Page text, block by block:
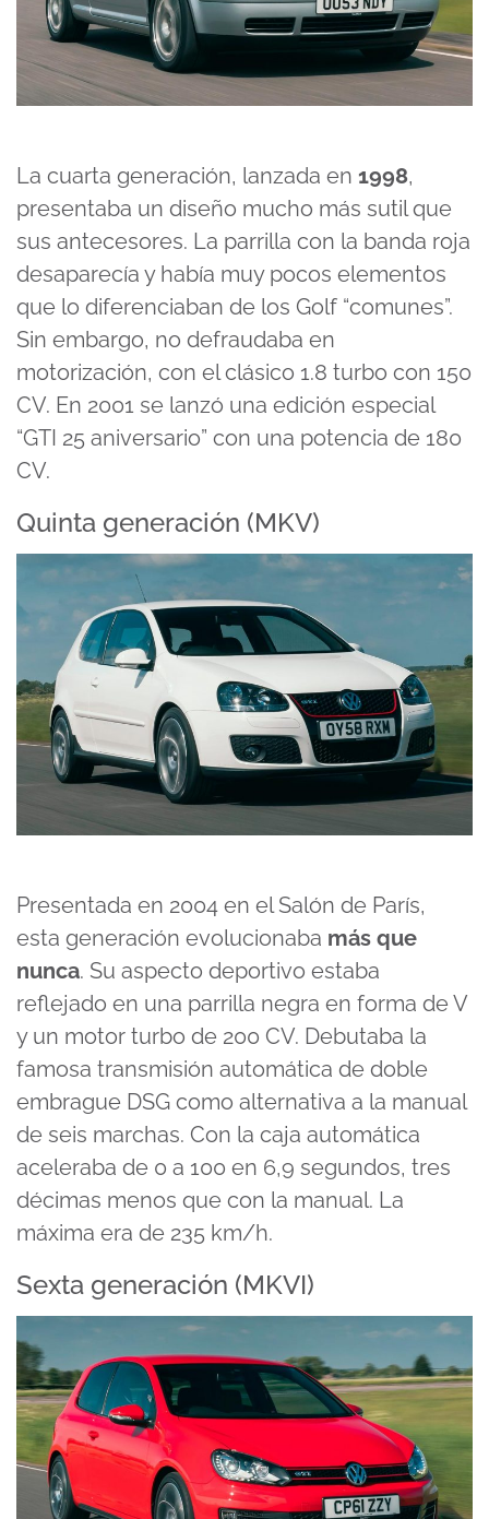
La cuarta generación, lanzada en 1998,
presentaba un diseño mucho más sutil que
sus antecesores. La parrilla con la banda roja
desaparecía y había muy pocos elementos
que lo diferenciaban de los Golf “comunes”.
Sin embargo, no defraudaba en
motorización, con el clásico 1.8 turbo con 150
CV. En 2001 se lanzó una edición especial
“GTI 25 aniversario” con una potencia de 180
CV.
Quinta generación (MKV)
Presentada en 2004 en el Salón de París,
esta generación evolucionaba más que
nunca. Su aspecto deportivo estaba
reflejado en una parrilla negra en forma de V
y un motor turbo de 200 CV. Debutaba la
famosa transmisión automática de doble
embrague DSG como alternativa a la manual
de seis marchas. Con la caja automática
aceleraba de 0 a 100 en 6,9 segundos, tres
décimas menos que con la manual. La
máxima era de 235 km/h.
Sexta generación (MKVI)